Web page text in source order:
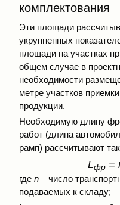
комплектования
Эти площади
укрупненных
площади на участках
общем случае в
необходимости
метре участков
продукции.
Необходимую длину
работ (длина
рамп) рассчитывают
Lфр=
где n – число
подаваемых к складу;